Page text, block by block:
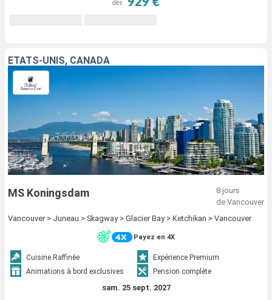
dès 929 €
ÉTATS-UNIS, CANADA
MS Koningsdam
8 jours
de Vancouver
Vancouver > Juneau > Skagway > Glacier Bay > Ketchikan > Vancouver
Payez en 4X
Cuisine Raffinée
Expérience Premium
Animations à bord exclusives
Pension complète
sam. 25 sept. 2027